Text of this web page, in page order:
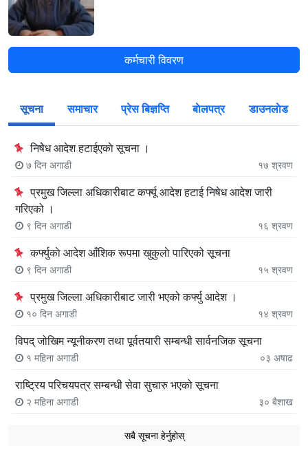
कर्मचारी विवरण
सूचना समाचार प्रेस बिज्ञप्ति बाेलपत्र डाउनलाेड
निषेेध आदेश हटाईएकाे सूचना ।
७ दिन अगाडी १७ श्रवण
प्रमुख जिल्ला अधिकारीबाट कर्फ्यू आदेश हटाई निषेध आदेश जारी
गरिएको ।
९ दिन अगाडी १६ श्रवण
कर्फ्युकाे आदेश आँशिक रूपमा खुकुलाे पारिएको सूचना
९ दिन अगाडी १५ श्रवण
प्रमुख जिल्ला अधिकारीबाट जारी भएको कर्फ्यु आदेश ।
१० दिन अगाडी १४ श्रवण
विपद् जोखिम न्यूनीकरण तथा पूर्वतयारी सम्बन्धी सार्वनजिक सूचना
१ महिना अगाडी ०३ अषाढ
राष्ट्रिय परिचयपत्र सम्बन्धी सेवा सुचारु भएको सूचना
२ महिना अगाडी ३० बैशाख
सबै सूचना हेर्नुहाेस्